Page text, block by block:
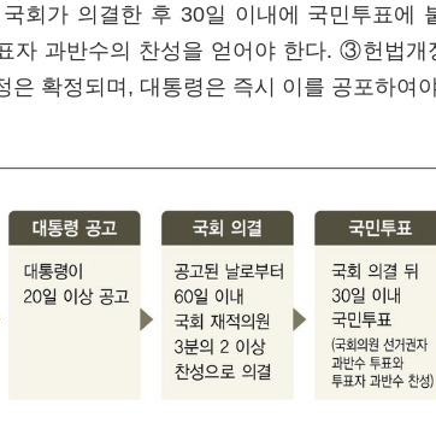
회가 의결한 후 30일 이내에 국민투표에
자 과반수의 찬성을 얻어야 한다. ③헌법개
은 확정되며, 대통령은 즉시 이를 공포하여